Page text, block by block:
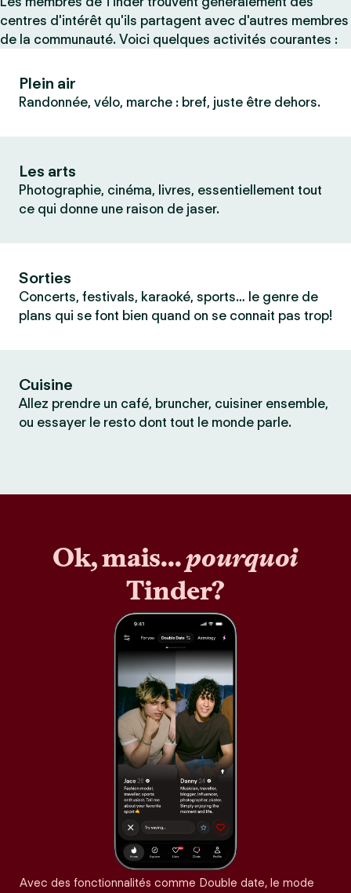
centres d'intérêt qu'ils partagent avec d'autres membres
de la communauté. Voici quelques activités courantes :
Plein air
Randonnée, vélo, marche : bref, juste être dehors.
Les arts
Photographie, cinéma, livres, essentiellement tout
ce qui donne une raison de jaser.
Sorties
Concerts, festivals, karaoké, sports… le genre de
plans qui se font bien quand on se connait pas trop!
Cuisine
Allez prendre un café, bruncher, cuisiner ensemble,
ou essayer le resto dont tout le monde parle.
Ok, mais...pourquoi
Tinder?
Avec des fonctionnalités comme Double date, le mode